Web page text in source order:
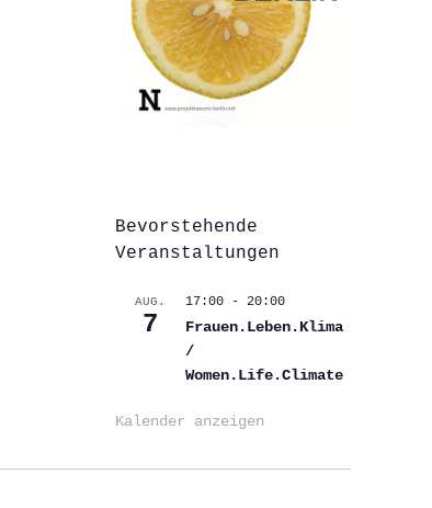
Bevorstehende
Veranstaltungen
AUG.
7
17:00 - 20:00
Frauen.Leben.Klima
/
Women.Life.Climate
Kalender anzeigen